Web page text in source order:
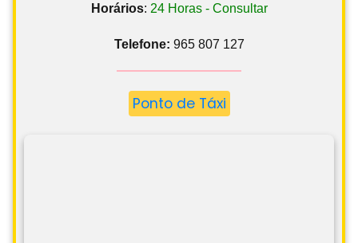
Horários: 24 Horas - Consultar
Telefone: 965 807 127
Ponto de Táxi